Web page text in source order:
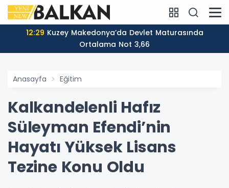
12:29
Ortalama Not 3,66
Anasayfa Eğitim
Kalkandelenli Hafız
Süleyman Efendi’nin
Hayatı Yüksek Lisans
Tezine Konu Oldu